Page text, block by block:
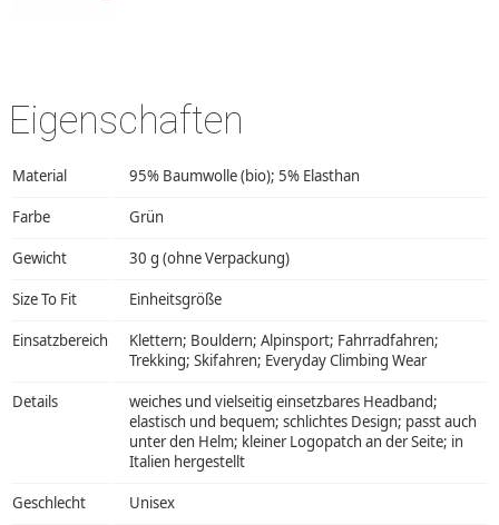
Eigenschaften
Material 95% Baumwolle (bio); 5% Elasthan
Farbe Grün
Gewicht 30 g (ohne Verpackung)
Size To Fit Einheitsgröße
Einsatzbereich
Klettern; Bouldern; Alpinsport; Fahrradfahren;
Trekking; Skifahren; Everyday Climbing Wear
Details
weiches und vielseitig einsetzbares Headband;
elastisch und bequem; schlichtes Design; passt auch
unter den Helm; kleiner Logopatch an der Seite; in
Italien hergestellt
Geschlecht Unisex